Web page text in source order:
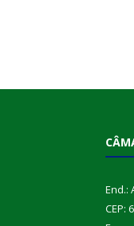
End.:
CEP: